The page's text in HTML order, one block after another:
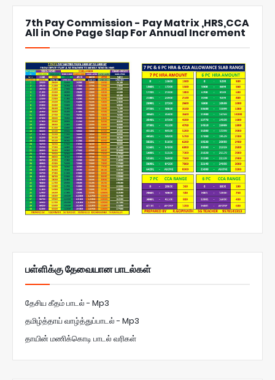
7th Pay Commission - Pay Matrix ,HRS,CCA
All in One Page Slap For Annual Increment
பள்ளிக்கு தேவையான பாடல்கள்
தேசிய கீதம் பாடல் - Mp3
தமிழ்த்தாய் வாழ்த்துப்பாடல் - Mp3
தாயின் மணிக்கொடி பாடல் வரிகள்